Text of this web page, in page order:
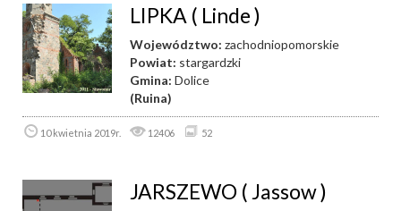
LIPKA ( Linde )
Województwo: zachodniopomorskie
Powiat: stargardzki
Gmina: Dolice
(Ruina)
10 kwietnia 2019r. 12406 52
JARSZEWO ( Jassow )